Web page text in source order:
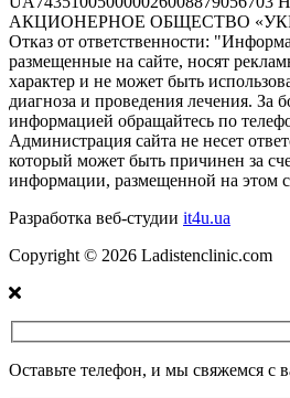
АКЦИОНЕРНОЕ ОБЩЕСТВО
Отказ от ответственности:
размещенные на сайте, носят
характер и не может быть
диагноза и проведения лечения. За
информацией обращайтесь по
Администрация сайта не несет
который может быть причинен за
информации, размещенной на этом
Разработка веб-студии it4u.ua
Copyright © 2026 Ladistenclinic.com
Оставьте телефон, и мы свяжемся с